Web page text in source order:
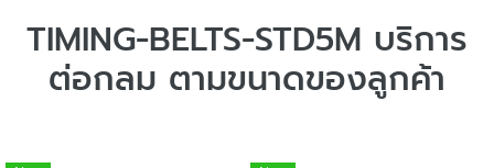
TIMING-BELTS-STD5M บริการ
ต่อกลม ตามขนาดของลูกค้า